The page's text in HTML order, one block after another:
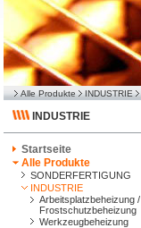
Alle Produkte INDUSTRIE
INDUSTRIE
Startseite
Alle Produkte
SONDERFERTIGUNG
INDUSTRIE
Arbeitsplatzbeheizung /
Frostschutzbeheizung
Werkzeugbeheizung